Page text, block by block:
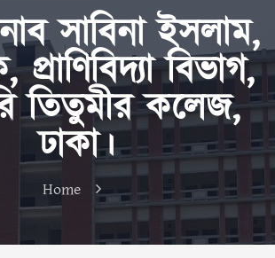
সাবিনা ইসলাম,
বিভাগ,
তিতুমীর কলেজ,
ঢাকা।
Home